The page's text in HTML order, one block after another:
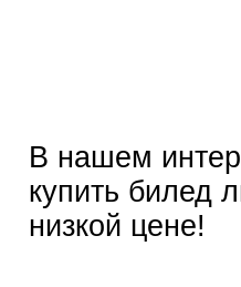
В нашем
купить билед
низкой цене!